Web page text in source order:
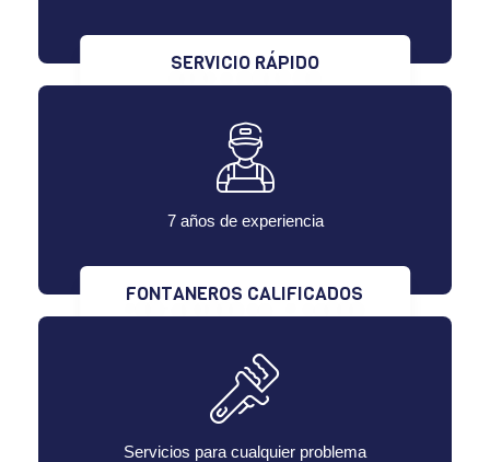
SERVICIO RÁPIDO
7 años de experiencia
FONTANEROS CALIFICADOS
Servicios para cualquier problema